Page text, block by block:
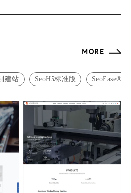
MORE
建站 SeoH5标准版 SeoEase®